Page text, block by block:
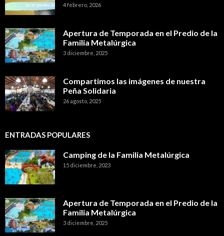
4 febrero, 2026
Apertura de Temporada en el Predio de la
Familia Metalúrgica
3 diciembre, 2025
Compartimos las imágenes de nuestra
Peña Solidaria
26 agosto, 2025
ENTRADAS POPULARES
Camping de la Familia Metalúrgica
15 diciembre, 2023
Apertura de Temporada en el Predio de la
Familia Metalúrgica
3 diciembre, 2025